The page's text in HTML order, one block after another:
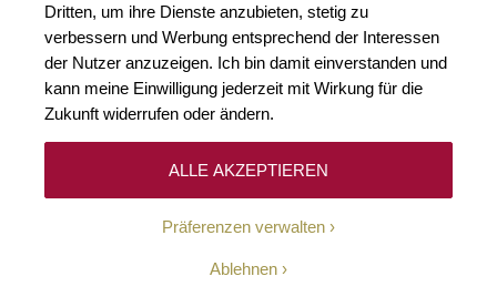
Dritten, um ihre Dienste anzubieten, stetig zu
verbessern und Werbung entsprechend der Interessen
der Nutzer anzuzeigen. Ich bin damit einverstanden und
kann meine Einwilligung jederzeit mit Wirkung für die
Zukunft widerrufen oder ändern.
Präferenzen verwalten
Ablehnen
ALLE AKZEPTIEREN
Château La Serre
Émilion ist das Château La Serre, dessen Architektur von
der leidenschaftliche Winzer Bernard Arfeuille, der das